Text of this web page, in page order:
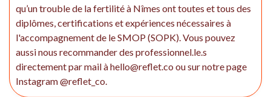
qu’un trouble de la fertilité à Nîmes ont toutes et tous des
diplômes, certifications et expériences nécessaires à
l'accompagnement de le SMOP (SOPK). Vous pouvez
aussi nous recommander des professionnel.le.s
directement par mail à hello@reflet.co ou sur notre page
Instagram @reflet_co.